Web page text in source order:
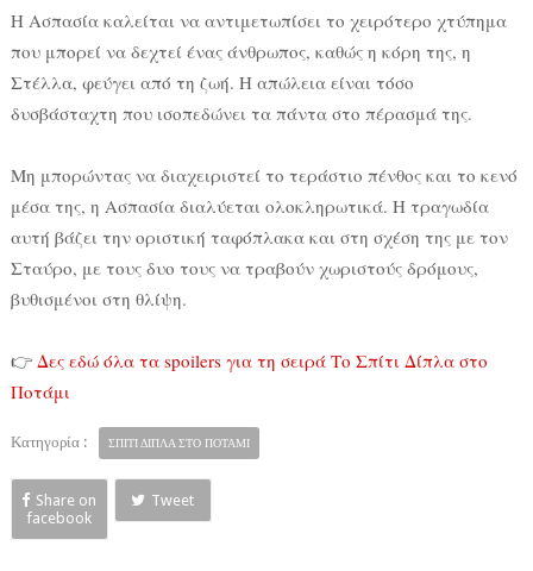
Η Ασπασία καλείται να αντιμετωπίσει το χειρότερο χτύπημα
που μπορεί να δεχτεί ένας άνθρωπος, καθώς η κόρη της, η
Στέλλα, φεύγει από τη ζωή. Η απώλεια είναι τόσο
δυσβάσταχτη που ισοπεδώνει τα πάντα στο πέρασμά της.
Μη μπορώντας να διαχειριστεί το τεράστιο πένθος και το κενό
μέσα της, η Ασπασία διαλύεται ολοκληρωτικά. Η τραγωδία
αυτή βάζει την οριστική ταφόπλακα και στη σχέση της με τον
Σταύρο, με τους δυο τους να τραβούν χωριστούς δρόμους,
βυθισμένοι στη θλίψη.
👉 Δες εδώ όλα τα spoilers για τη σειρά Το Σπίτι Δίπλα στο
Ποτάμι
Κατηγορία : ΣΠΙΤΙ ΔΙΠΛΑ ΣΤΟ ΠΟΤΑΜΙ
Share on
facebook
Tweet